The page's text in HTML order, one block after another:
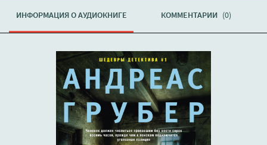
ИНФОРМАЦИЯ О АУДИОКНИГЕ КОММЕНТАРИИ (0)